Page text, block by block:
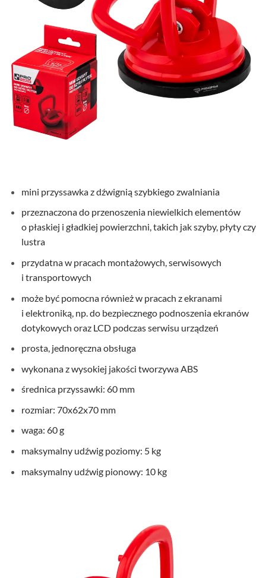
mini przyssawka z dźwignią szybkiego zwalniania
przeznaczona do przenoszenia niewielkich elementów
o płaskiej i gładkiej powierzchni, takich jak szyby, płyty czy
lustra
przydatna w pracach montażowych, serwisowych
i transportowych
może być pomocna również w pracach z ekranami
i elektroniką, np. do bezpiecznego podnoszenia ekranów
dotykowych oraz LCD podczas serwisu urządzeń
prosta, jednoręczna obsługa
wykonana z wysokiej jakości tworzywa ABS
średnica przyssawki: 60 mm
rozmiar: 70x62x70 mm
waga: 60 g
maksymalny udźwig poziomy: 5 kg
maksymalny udźwig pionowy: 10 kg